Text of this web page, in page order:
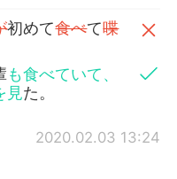
初めて食べて喋
も食べていて、
見た。
2020.02.03 13:24